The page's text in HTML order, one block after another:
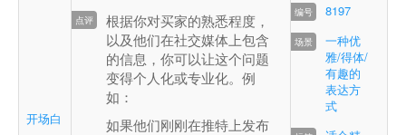
开场白
根据你对买家的熟悉程度，
以及他们在社交媒体上包含
的信息，你可以让这个问题
变得个人化或专业化。例
如：
如果他们刚刚在推特上发布
8197
一种优
雅/得体/
有趣的
表达方
式